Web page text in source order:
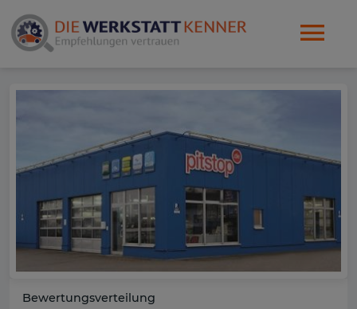
Bewertungsverteilung